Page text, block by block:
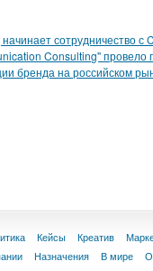
сотрудничество с
Consulting"
бренда на российском
Кейсы Креатив
Назначения В мире